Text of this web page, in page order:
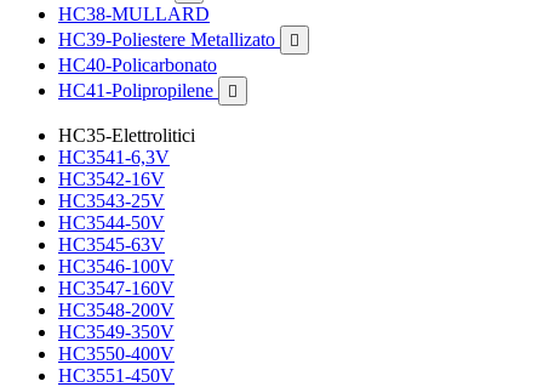
HC38-MULLARD
HC39-Poliestere Metallizato

HC40-Policarbonato
HC41-Polipropilene

HC35-Elettrolitici
HC3541-6,3V
HC3542-16V
HC3543-25V
HC3544-50V
HC3545-63V
HC3546-100V
HC3547-160V
HC3548-200V
HC3549-350V
HC3550-400V
HC3551-450V